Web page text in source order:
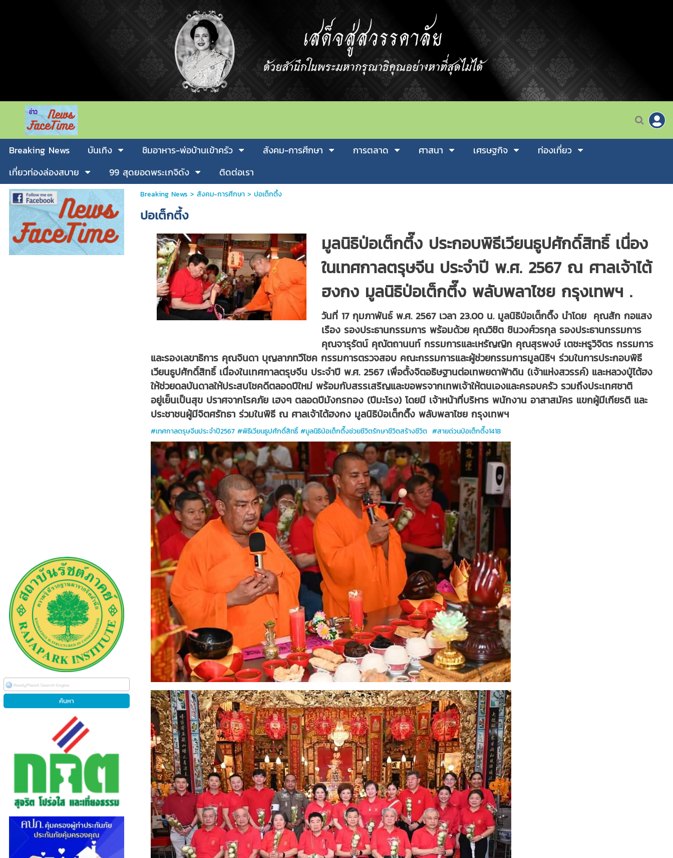
Breaking News บันเทิง ชิมอาหาร-พ่อบ้านเข้าครัว สังคม-การศีกษา การตลาด ศาสนา เศรษฐกิจ
ท่องเที่ยว
เที่ยวท่องล่องสบาย
99 สุดยอดพระเกจิดัง ติดต่อเรา
Breaking News > สังคม-การศีกษา> ปอเต็กตึ้ง
ปอเต็กตึ้ง
มูลนิธิป่อเต็กตึ๊ง ประกอบพิธีเวียนธูปศักดิ์สิทธิ์ เนื่อง
ในเทศกาลตรุษจีน ประจำปี พ.ศ. 2567 ณ ศาลเจ้าไต้
ฮงกง มูลนิธิป่อเต็กตึ๊ง พลับพลาไชย กรุงเทพฯ .
วันที่ 17 กุมภาพันธ์ พ.ศ. 2567 เวลา 23.00 น. มูลนิธิป่อเต็กตึ๊ง นำโดย คุณสัก กอแสง
เรือง รองประธานกรรมการ พร้อมด้วย คุณวิชิต ชินวงศ์วรกุล รองประธานกรรมการ
คุณจารุรัตน์ คุณัตถานนท์ กรรมการและเหรัญญิก คุณสุรพงษ์ เตชะหรูวิจิตร กรรมการ
และรองเลขาธิการ คุณจินดา บุญลาภทวีโชค กรรมการตรวจสอบ คณะกรรมการและผู้ช่วยกรรมการมูลนิธิฯ ร่วมในการประกอบพิธี
เวียนธูปศักดิ์สิทธิ์ เนื่องในเทศกาลตรุษจีน ประจำปี พ.ศ. 2567 เพื่อตั้งจิตอธิษฐานต่อเทพยดาฟ้าดิน (เจ้าแห่งสวรรค์) และหลวงปู่ไต้ฮง
ให้ช่วยดลบันดาลให้ประสบโชคดีตลอดปีใหม่ พร้อมกับสรรเสริญและขอพรจากเทพเจ้าให้ตนเองและครอบครัว รวมถึงประเทศชาติ
อยู่เย็นเป็นสุข ปราศจากโรคภัย เฮงๆ ตลอดปีมังกรทอง (ปีมะโรง) โดยมี เจ้าหน้าที่บริหาร พนักงาน อาสาสมัคร แขกผู้มีเกียรติ และ
ประชาชนผู้มีจิตศรัทธา ร่วมในพิธี ณ ศาลเจ้าไต้ฮงกง มูลนิธิป่อเต็กตึ๊ง พลับพลาไชย กรุงเทพฯ
#เทศกาลตรุษจีนประจำปี2567 #พิธีเวียนธูปศักดิ์สิทธิ์ #มูลนิธิป่อเต็กตึ๊งช่วยชีวิตรักษาชีวิตสร้างชีวิต #สายด่วนป่อเต็กตึ๊ง1418